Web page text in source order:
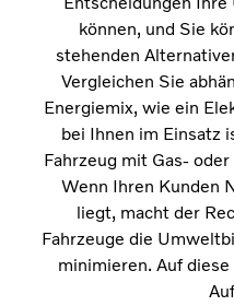
können, und Sie
stehenden
Vergleichen Sie
Energiemix, wie ein
bei Ihnen im Einsatz
Fahrzeug mit Gas-
Wenn Ihren Kunden
liegt, macht der
Fahrzeuge die
minimieren. Auf